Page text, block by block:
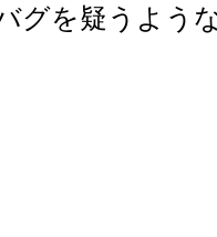
グを疑うよう